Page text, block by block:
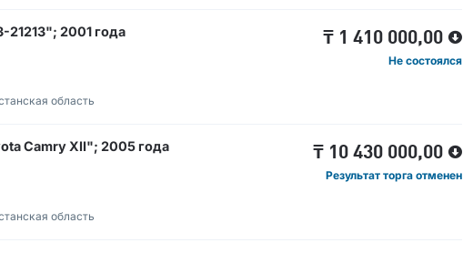
2001 года
область
₸ 1 410 000,00
Не состоялся
Camry XII"; 2005 года
область
₸ 10 430 000,00
Результат торга отменен